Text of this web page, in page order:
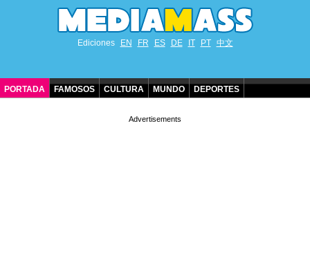
Ediciones EN FR ES DE IT PT 中文
PORTADA FAMOSOS CULTURA MUNDO DEPORTES